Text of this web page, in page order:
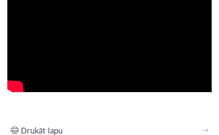
Drukāt lapu